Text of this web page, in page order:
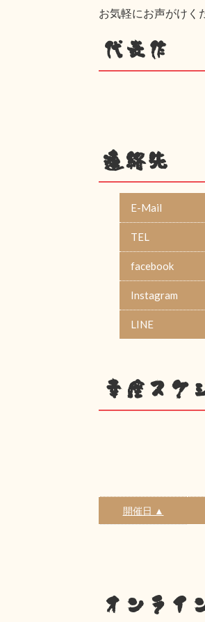
お気軽にお声がけく
代表作
連絡先
E-Mail
TEL
facebook
Instagram
LINE
幸座スケ
開催日 ▲
オンライ